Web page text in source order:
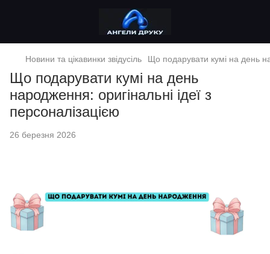
Новини та цікавинки звідусіль Що подарувати кумі на день
Що подарувати кумі на день
народження: оригінальні ідеї з
персоналізацією
26 березня 2026